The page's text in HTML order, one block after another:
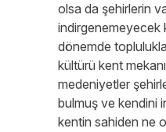
olsa da şehirlerin
indirgenemeyecek
dönemde
kültürü kent
medeniyetler
bulmuş ve kendini
kentin sahiden ne